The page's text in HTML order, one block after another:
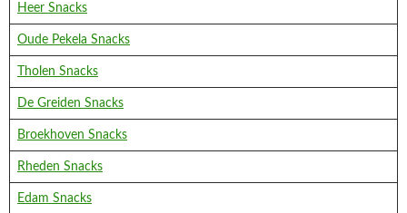
Heer Snacks
Oude Pekela Snacks
Tholen Snacks
De Greiden Snacks
Broekhoven Snacks
Rheden Snacks
Edam Snacks